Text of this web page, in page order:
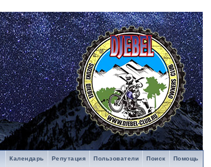
Помощь
Поиск
Пользователи
Репутация
Календарь